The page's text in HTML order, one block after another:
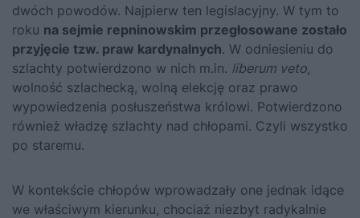
dwóch powodów. Najpierw ten legislacyjny. W tym to
roku na sejmie repninowskim przegłosowane zostało
przyjęcie tzw. praw kardynalnych. W odniesieniu do
szlachty potwierdzono w nich m.in. liberum veto,
wolność szlachecką, wolną elekcję oraz prawo
wypowiedzenia posłuszeństwa królowi. Potwierdzono
również władzę szlachty nad chłopami. Czyli wszystko
po staremu.
W kontekście chłopów wprowadzały one jednak idące
we właściwym kierunku, chociaż niezbyt radykalnie